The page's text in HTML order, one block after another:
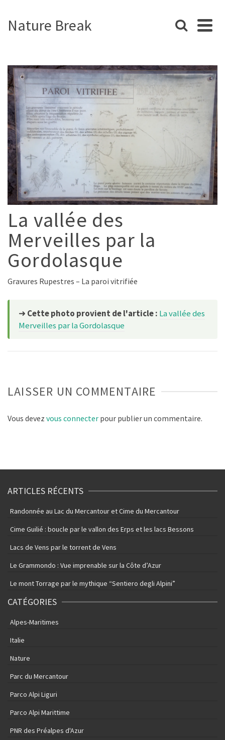
Nature Break
La vallée des
Merveilles par la
Gordolasque
Gravures Rupestres – La paroi vitrifiée
➜ Cette photo provient de l'article : La vallée des
Merveilles par la Gordolasque
LAISSER UN COMMENTAIRE
Vous devez vous connecter pour publier un commentaire.
ARTICLES RÉCENTS
Randonnée au Lac du Mercantour et Cime du Mercantour
Cime Guilié : boucle par le vallon des Erps et les lacs Bessons
Lacs de Vens par le torrent de Vens
Le Grammondo : Vue imprenable sur la Côte d’Azur
Le mont Torrage par le mythique “Sentiero degli Alpini”
CATÉGORIES
Alpes-Maritimes
Italie
Nature
Parc du Mercantour
Parco Alpi Liguri
Parco Alpi Marittime
PNR des Préalpes d'Azur